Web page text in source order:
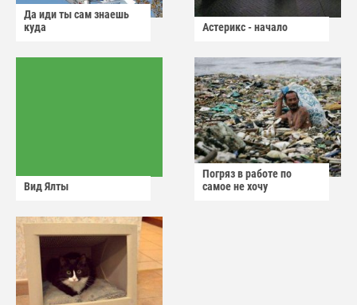
Да иди ты сам знаешь
куда
Астерикс - начало
Вид Ялты
Погряз в работе по
самое не хочу